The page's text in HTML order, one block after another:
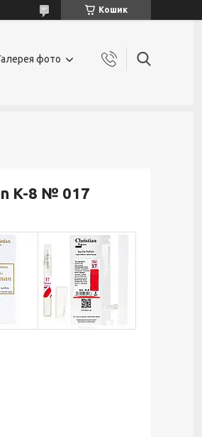
Кошик
фото
K-8 № 017